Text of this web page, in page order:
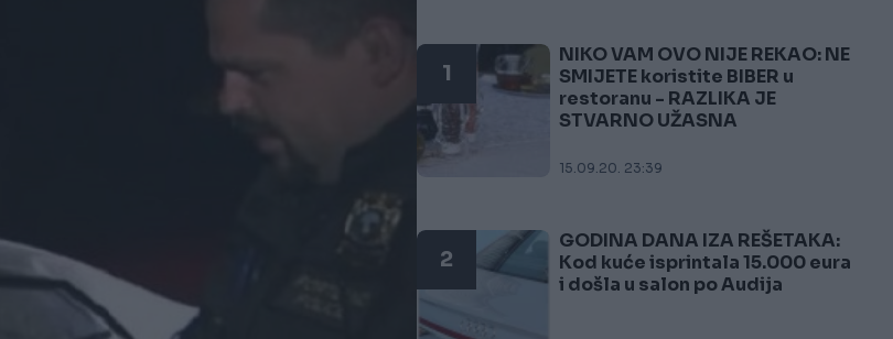
1
NIKO VAM OVO NIJE REKAO: NE
SMIJETE koristite BIBER u
restoranu - RAZLIKA JE
STVARNO UŽASNA
15.09.20. 23:39
2
GODINA DANA IZA REŠETAKA:
Kod kuće isprintala 15.000 eura
i došla u salon po Audija